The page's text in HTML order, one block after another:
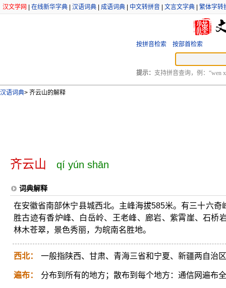
汉文学网 在线新华字典 汉语词典 成语词典 中文转拼音 文言文字典 繁体字转
按拼音检索 按部首检索
提示： 支持拼音查询，例：“wen
汉语词典> 齐云山的解释
齐云山 qí yún shān
词典解释
在安徽省南部休宁县城西北。主峰海拔585米。有三十六
胜古迹有香炉峰、白岳岭、王老峰、廊岩、紫霄崖、石桥
林木苍翠，景色秀丽，为皖南名胜地。
西北： 一般指陕西、甘肃、青海三省和宁夏、新疆两自治
遍布： 分布到所有的地方；散布到每个地方：通信网遍布